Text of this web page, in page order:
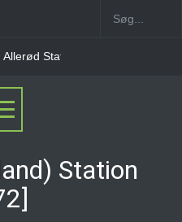
Favrholm Station
Station